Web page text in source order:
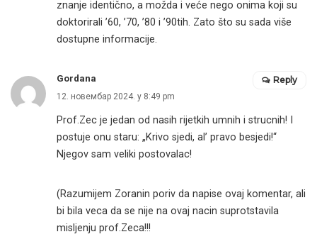
znanje identično, a možda i veće nego onima koji su
doktorirali ’60, ’70, ’80 i ’90tih. Zato što su sada više
dostupne informacije.
Gordana
12. новембар 2024. у 8:49 pm
Prof.Zec je jedan od nasih rijetkih umnih i strucnih! I
postuje onu staru: „Krivo sjedi, al’ pravo besjedi!“
Njegov sam veliki postovalac!
(Razumijem Zoranin poriv da napise ovaj komentar, ali
bi bila veca da se nije na ovaj nacin suprotstavila
misljenju prof.Zeca!!!
Reply